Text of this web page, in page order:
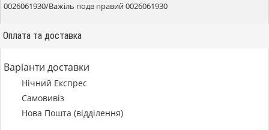
0026061930/Важіль подв правий 0026061930
Оплата та доставка
Варіанти доставки
Нічний Експрес
Самовивіз
Нова Пошта (відділення)